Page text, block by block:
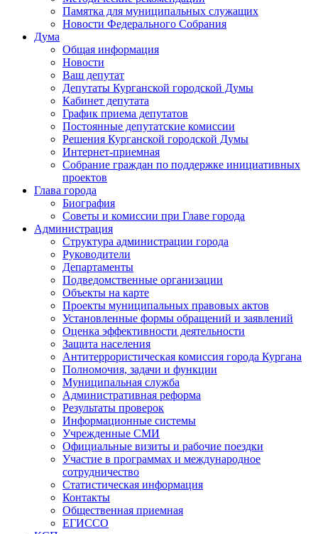
Памятка для муниципальных служащих
Новости Федерального Cобрания
Дума
Общая информация
Новости
Ваш депутат
Депутаты Курганской городской Думы
Кабинет депутата
График приема депутатов
Постоянные депутатские комиссии
Решения Курганской городской Думы
Интернет-приемная
Собрание граждан по поддержке инициативных
проектов
Глава города
Биография
Советы и комиссии при Главе города
Администрация
Структура администрации города
Руководители
Департаменты
Подведомственные организации
Объекты на карте
Проекты муниципальных правовых актов
Установленные формы обращений и заявлений
Оценка эффективности деятельности
Защита населения
Антитеррористическая комиссия города Кургана
Полномочия, задачи и функции
Муниципальная служба
Административная реформа
Результаты проверок
Информационные системы
Учрежденные СМИ
Официальные визиты и рабочие поездки
Участие в программах и международное
сотрудничество
Статистическая информация
Контакты
Общественная приемная
ЕГИССО